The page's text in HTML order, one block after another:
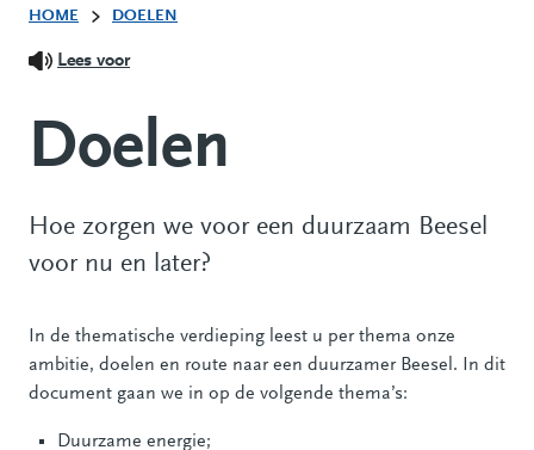
HOME DOELEN
Lees voor
Doelen
Hoe zorgen we voor een duurzaam Beesel
voor nu en later?
In de thematische verdieping leest u per thema onze
ambitie, doelen en route naar een duurzamer Beesel. In dit
document gaan we in op de volgende thema’s:
Duurzame energie;